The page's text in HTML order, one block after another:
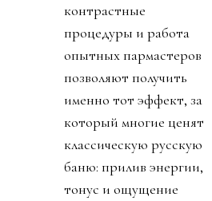
контрастные
процедуры и работа
опытных пармастеров
позволяют получить
именно тот эффект, за
который многие ценят
классическую русскую
баню: прилив энергии,
тонус и ощущение